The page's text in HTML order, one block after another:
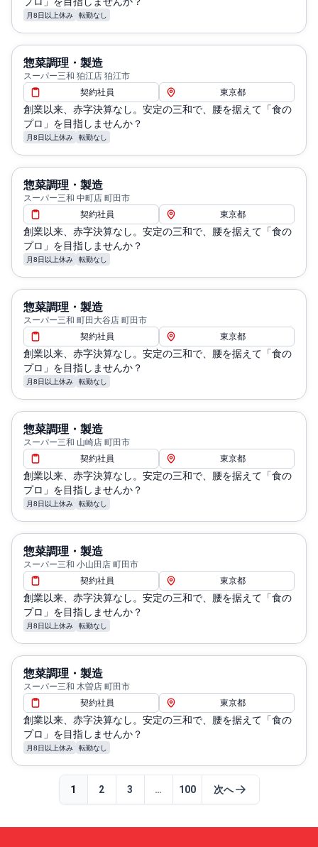
月8日以上休み 転勤なし
惣菜調理・製造
スーパー三和 狛江店 狛江市
契約社員
東京都
創業以来、赤字決算なし。安定の三和で、腰を据えて「食の
プロ」を目指しませんか？
月8日以上休み 転勤なし
惣菜調理・製造
スーパー三和 中町店 町田市
契約社員
東京都
創業以来、赤字決算なし。安定の三和で、腰を据えて「食の
プロ」を目指しませんか？
月8日以上休み 転勤なし
惣菜調理・製造
スーパー三和 町田大谷店 町田市
契約社員
東京都
創業以来、赤字決算なし。安定の三和で、腰を据えて「食の
プロ」を目指しませんか？
月8日以上休み 転勤なし
惣菜調理・製造
スーパー三和 山崎店 町田市
契約社員
東京都
創業以来、赤字決算なし。安定の三和で、腰を据えて「食の
プロ」を目指しませんか？
月8日以上休み 転勤なし
惣菜調理・製造
スーパー三和 小山田店 町田市
契約社員
東京都
創業以来、赤字決算なし。安定の三和で、腰を据えて「食の
プロ」を目指しませんか？
月8日以上休み 転勤なし
惣菜調理・製造
スーパー三和 木曽店 町田市
契約社員
東京都
創業以来、赤字決算なし。安定の三和で、腰を据えて「食の
プロ」を目指しませんか？
月8日以上休み 転勤なし
1 2 3 … 100 次へ